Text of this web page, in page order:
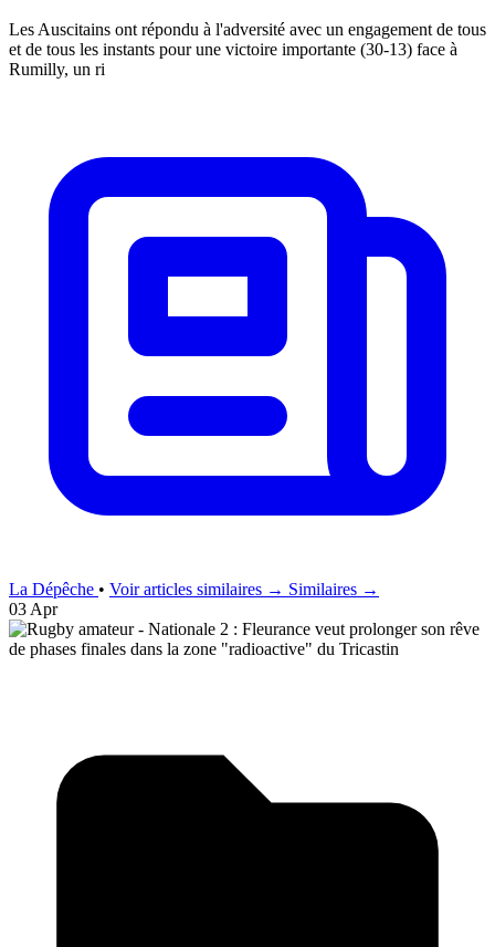
Les Auscitains ont répondu à l'adversité avec un engagement de tous
et de tous les instants pour une victoire importante (30-13) face à
Rumilly, un ri
La Dépêche • Voir articles similaires → Similaires →
03 Apr